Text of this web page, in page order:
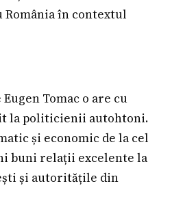
România în contextul
Tomac o are cu
la politicienii autohtoni.
și economic de la cel
buni relații excelente la
și autoritățile din